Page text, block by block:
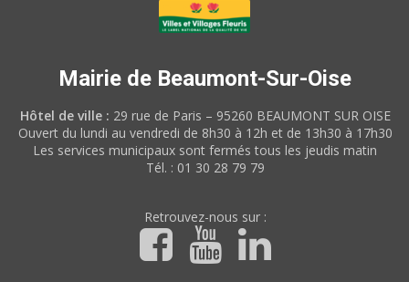
Mairie de Beaumont-Sur-Oise
Hôtel de ville : 29 rue de Paris – 95260 BEAUMONT SUR OISE
Ouvert du lundi au vendredi de 8h30 à 12h et de 13h30 à 17h30
Les services municipaux sont fermés tous les jeudis matin
Tél. : 01 30 28 79 79
Retrouvez-nous sur :